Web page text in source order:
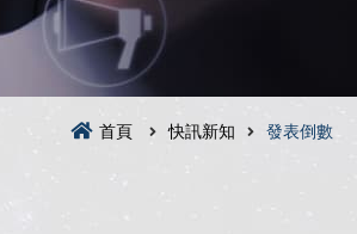
首頁 快訊新知 發表倒數